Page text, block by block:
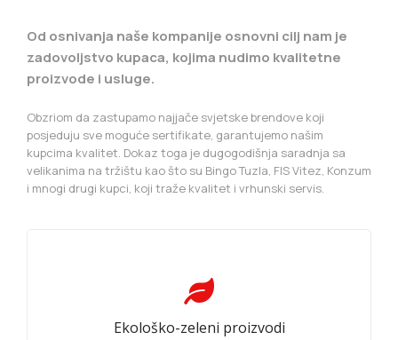
Od osnivanja naše kompanije osnovni cilj nam je
zadovoljstvo kupaca, kojima nudimo kvalitetne
proizvode i usluge.
Obzriom da zastupamo najjače svjetske brendove koji
posjeduju sve moguće sertifikate, garantujemo našim
kupcima kvalitet. Dokaz toga je dugogodišnja saradnja sa
velikanima na tržištu kao što su Bingo Tuzla, FIS Vitez, Konzum
i mnogi drugi kupci, koji traže kvalitet i vrhunski servis.
Ekološko-zeleni proizvodi